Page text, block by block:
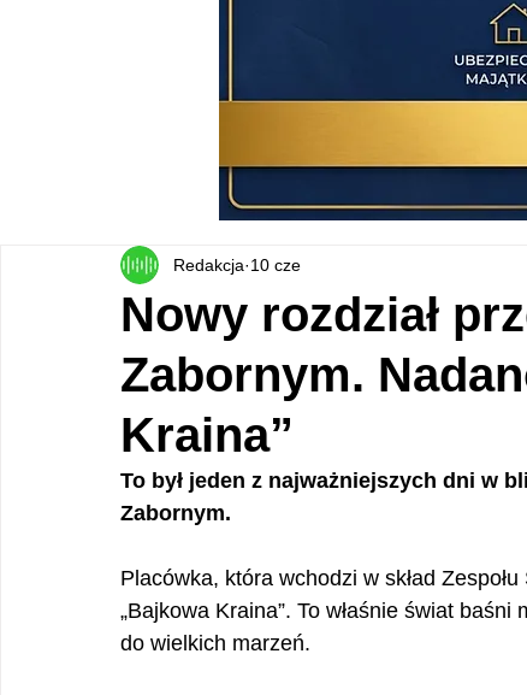
Nowy rozdział
Zabornym.
Kraina”
Redakcja 10 cze
To był jeden z najważniejszych dni w
Zabornym.
Placówka, która wchodzi w skład
„Bajkowa Kraina”. To właśnie świat
do wielkich marzeń.